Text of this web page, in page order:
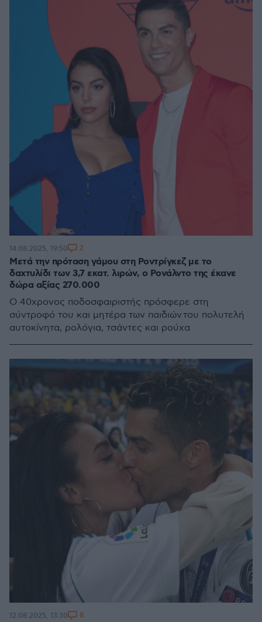
Μετά την πρόταση γάμου στη Ροντρίγκεζ με το
δαχτυλίδι των 3,7 εκατ. λιρών, ο Ρονάλντο της έκανε
δώρα αξίας 270.000
Ο 40χρονος ποδοσφαιριστής πρόσφερε στη
σύντροφό του και μητέρα των παιδιών του πολυτελή
αυτοκίνητα, ρολόγια, τσάντες και ρούχα
14.08.2025, 19:50 2
12.08.2025, 13:30 8